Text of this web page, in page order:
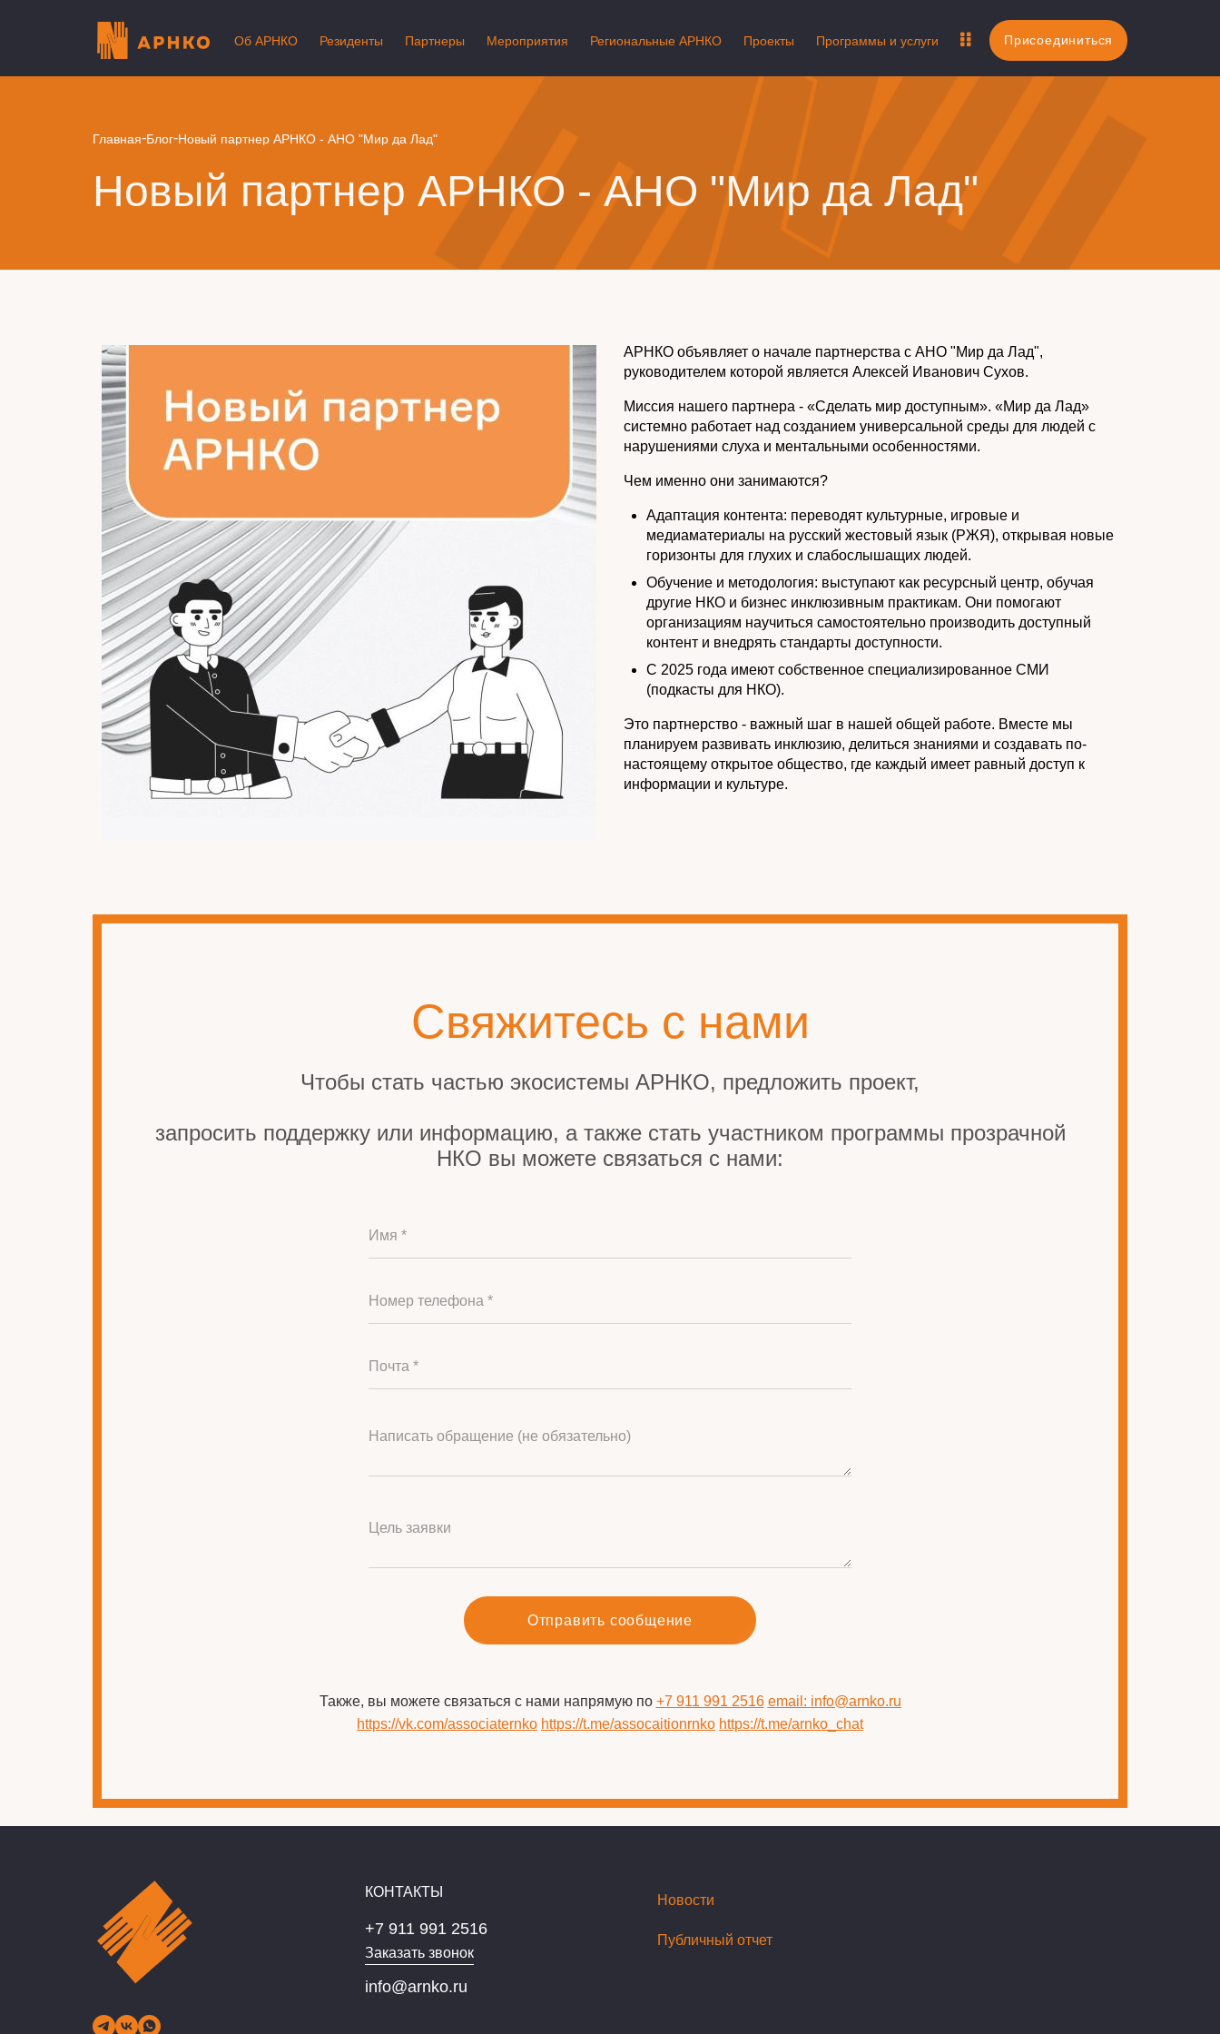
Об АРНКО Резиденты Партнеры Мероприятия Региональные АРНКО Проекты Программы и услуги Присоединиться
Главная-Блог-Новый партнер АРНКО - АНО "Мир да Лад"
Новый партнер АРНКО - АНО "Мир да Лад"
АРНКО объявляет о начале партнерства с АНО "Мир да Лад",
руководителем которой является Алексей Иванович Сухов.
Миссия нашего партнера - «Сделать мир доступным». «Мир да Лад»
системно работает над созданием универсальной среды для людей с
нарушениями слуха и ментальными особенностями.
Чем именно они занимаются?
Адаптация контента: переводят культурные, игровые и
медиаматериалы на русский жестовый язык (РЖЯ), открывая новые
горизонты для глухих и слабослышащих людей.
Обучение и методология: выступают как ресурсный центр, обучая
другие НКО и бизнес инклюзивным практикам. Они помогают
организациям научиться самостоятельно производить доступный
контент и внедрять стандарты доступности.
С 2025 года имеют собственное специализированное СМИ
(подкасты для НКО).
Это партнерство - важный шаг в нашей общей работе. Вместе мы
планируем развивать инклюзию, делиться знаниями и создавать по-
настоящему открытое общество, где каждый имеет равный доступ к
информации и культуре.
Свяжитесь с нами
Чтобы стать частью экосистемы АРНКО, предложить проект,
запросить поддержку или информацию, а также стать участником программы прозрачной
НКО вы можете связаться с нами:
Имя *
Номер телефона *
Почта *
Написать обращение (не обязательно)
Цель заявки
Отправить сообщение
Также, вы можете связаться с нами напрямую по +7 911 991 2516 email: info@arnko.ru
https://vk.com/associaternko https://t.me/assocaitionrnko https://t.me/arnko_chat
КОНТАКТЫ
+7 911 991 2516
Заказать звонок
info@arnko.ru
Новости
Публичный отчет